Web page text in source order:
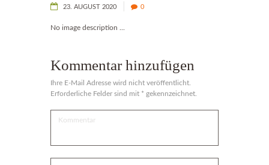
23. AUGUST 2020 0
No image description ...
Kommentar hinzufügen
Ihre E-Mail Adresse wird nicht veröffentlicht.
Erforderliche Felder sind mit * gekennzeichnet.